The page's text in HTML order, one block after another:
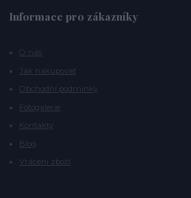
Informace pro zákazníky
O nás
Jak nakupovat
Obchodní podmínky
Fotogalerie
Kontakty
Blog
Vrácení zboží